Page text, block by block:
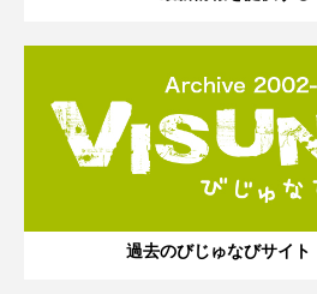
過去のびじゅなびサイト